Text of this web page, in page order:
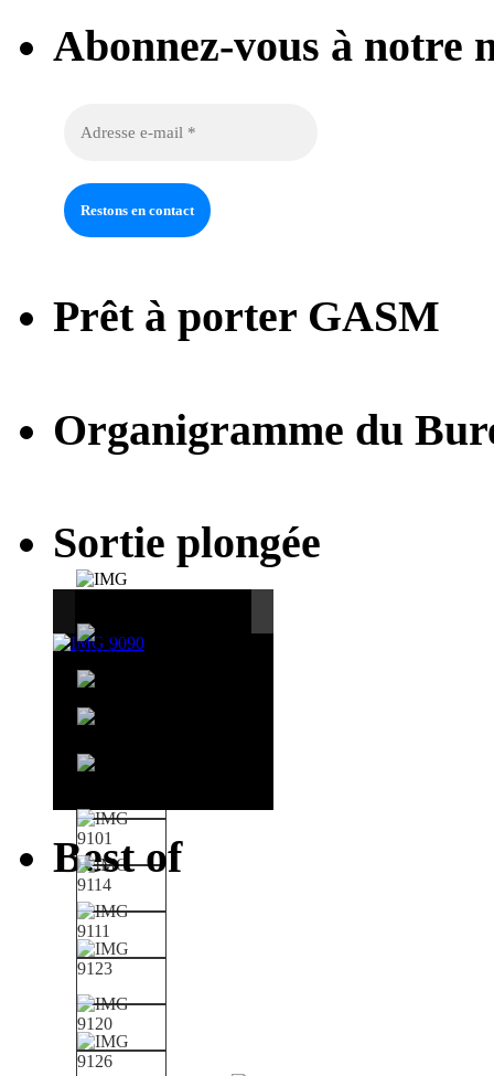
Abonnez-vous à notre
Prêt à porter GASM
Organigramme du
Sortie plongée
Best of